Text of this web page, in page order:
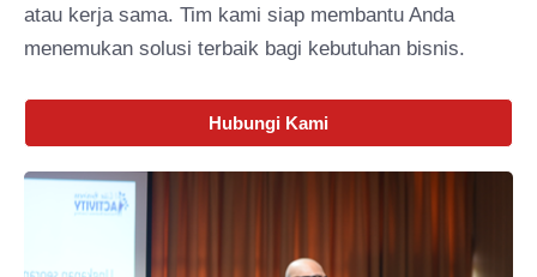
atau kerja sama. Tim kami siap membantu Anda
menemukan solusi terbaik bagi kebutuhan bisnis.
Hubungi Kami